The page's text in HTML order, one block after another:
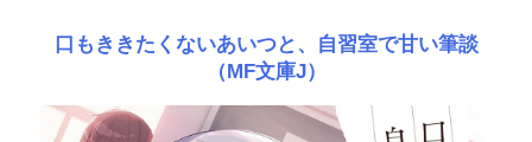
口もききたくないあいつと、自習室で甘い筆談
（MF文庫J）